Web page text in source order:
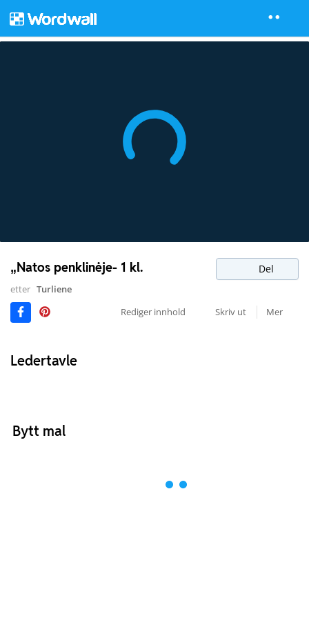
„Natos penklinėje- 1 kl. Del
etter Turliene
Rediger innhold
Skriv ut Mer
Ledertavle
Bytt mal